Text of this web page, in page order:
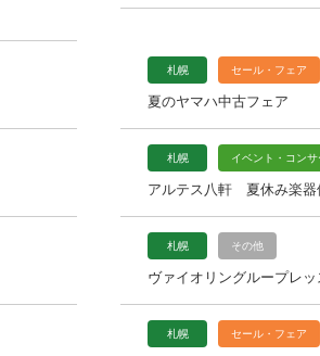
札幌 セール・フェア
夏のヤマハ中古フェア
札幌 イベント・コンサ
アルテス八軒 夏休み楽器
札幌 その他
ヴァイオリングループレ
札幌 セール・フェア